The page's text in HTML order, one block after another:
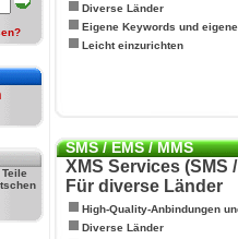
Diverse Länder
Eigene Keywords und
Leicht einzurichten
SMS / EMS / MMS
XMS Services (SMS
Für diverse Länder
High-Quality-Anbindungen
Diverse Länder